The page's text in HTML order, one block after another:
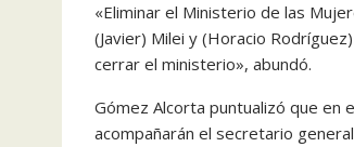
«Eliminar el Ministerio de las
(Javier) Milei y (Horacio
cerrar el ministerio», abundó.
Gómez Alcorta puntualizó que en
acompañarán el secretario